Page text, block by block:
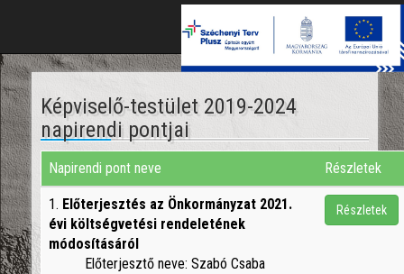
Képviselő-testület 2019-2024
napirendi pontjai
Napirendi pont neve Részletek
1. Előterjesztés az Önkormányzat 2021.
évi költségvetési rendeletének
módosításáról
Előterjesztő neve: Szabó Csaba
Részletek